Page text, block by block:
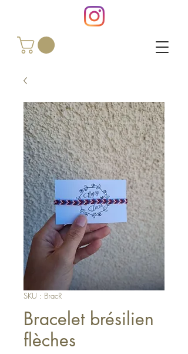
SKU : BracR
Bracelet brésilien
flèches